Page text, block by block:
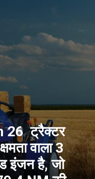
26 ट्रैक्टर
वाला 3
इंजन है, जो